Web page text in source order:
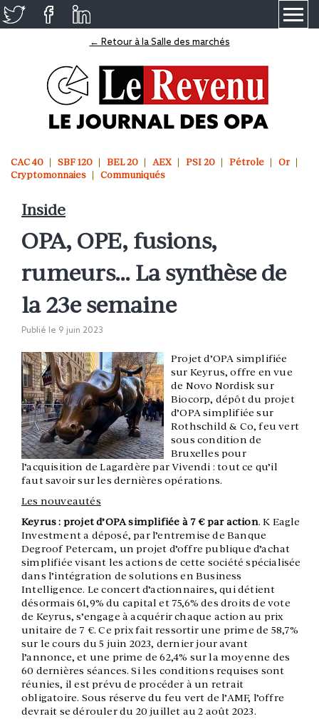
← Retour à la Salle des marchés
CAC 40 SBF 120 BEL 20 AEX PSI 20 Pétrole
Or
Cryptomonnaies
Communiqués
Inside
OPA, OPE, fusions,
rumeurs… La synthèse de
la 23e semaine
Publié le 9 juin 2023
Projet d’OPA simplifiée
sur Keyrus, offre en vue
de Novo Nordisk sur
Biocorp, dépôt du projet
d’OPA simplifiée sur
Rothschild & Co, feu vert
sous condition de
Bruxelles pour
l’acquisition de Lagardère par Vivendi : tout ce qu’il
faut savoir sur les dernières opérations.
Les nouveautés
Keyrus : projet d’OPA simplifiée à 7 € par action. K Eagle
Investment a déposé, par l’entremise de Banque
Degroof Petercam, un projet d’offre publique d’achat
simplifiée visant les actions de cette société spécialisée
dans l’intégration de solutions en Business
Intelligence. Le concert d’actionnaires, qui détient
désormais 61,9% du capital et 75,6% des droits de vote
de Keyrus, s’engage à acquérir chaque action au prix
unitaire de 7 €. Ce prix fait ressortir une prime de 58,7%
sur le cours du 5 juin 2023, dernier jour avant
l’annonce, et une prime de 62,4% sur la moyenne des
60 dernières séances. Si les conditions requises sont
réunies, il est prévu de procéder à un retrait
obligatoire. Sous réserve du feu vert de l’AMF, l’offre
devrait se dérouler du 20 juillet au 2 août 2023.